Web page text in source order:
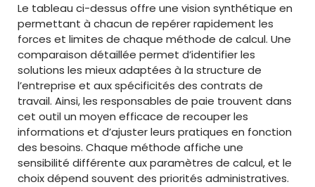
Le tableau ci-dessus offre une vision synthétique en
permettant à chacun de repérer rapidement les
forces et limites de chaque méthode de calcul. Une
comparaison détaillée permet d’identifier les
solutions les mieux adaptées à la structure de
l’entreprise et aux spécificités des contrats de
travail. Ainsi, les responsables de paie trouvent dans
cet outil un moyen efficace de recouper les
informations et d’ajuster leurs pratiques en fonction
des besoins. Chaque méthode affiche une
sensibilité différente aux paramètres de calcul, et le
choix dépend souvent des priorités administratives.